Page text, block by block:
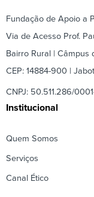
Fundação de Apoio a
Via de Acesso Prof.
Bairro Rural | Câmpus
CEP: 14884-900 |
CNPJ: 50.511.286/
Institucional
Quem Somos
Serviços
Canal Ético